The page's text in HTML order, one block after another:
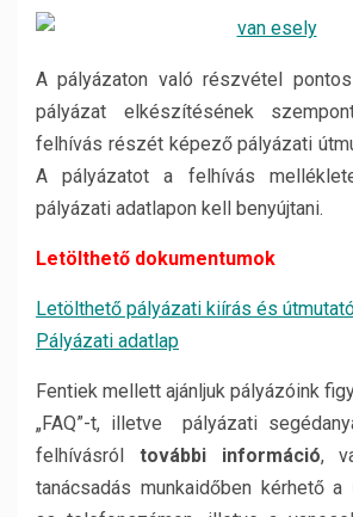
A pályázaton való részvétel
pályázat elkészítésének
felhívás részét képező pályázati
A pályázatot a felhívás
pályázati adatlapon kell benyújtani.
Letölthető dokumentumok
Letölthető pályázati kiírás és
Pályázati adatlap
Fentiek mellett ajánljuk pályázóink
„FAQ”-t, illetve pályázati
felhívásról további információ,
tanácsadás munkaidőben kérhető a